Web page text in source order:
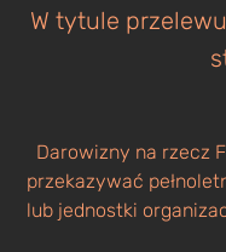
W tytule
Darowizny na rzecz
przekazywać
lub jednostki